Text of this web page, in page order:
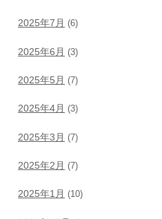
2025年7月 (6)
2025年6月 (3)
2025年5月 (7)
2025年4月 (3)
2025年3月 (7)
2025年2月 (7)
2025年1月 (10)